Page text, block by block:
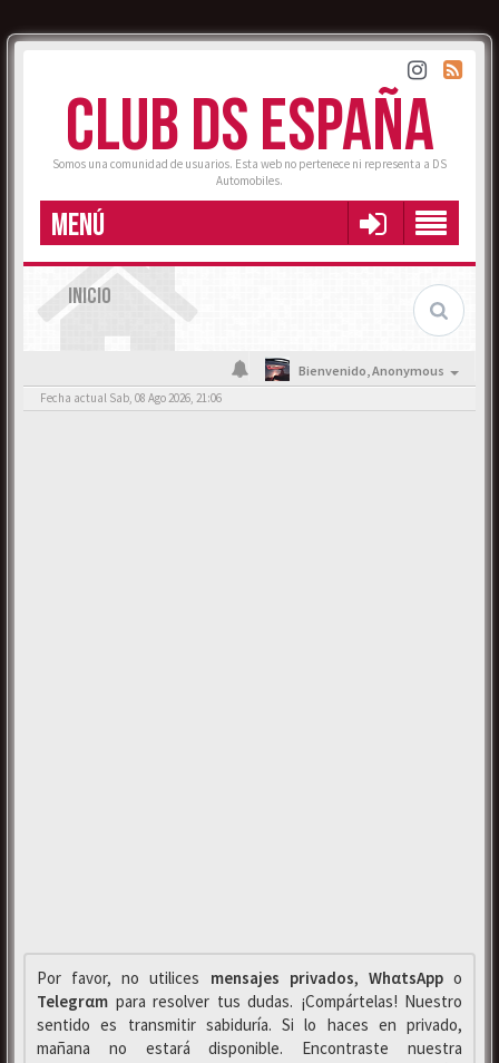
CLUB DS ESPAÑA
Somos una comunidad de usuarios. Esta web no pertenece ni representa a DS
Automobiles.
MENÚ
INICIO
Bienvenido,Anonymous
Fecha actual Sab, 08 Ago 2026, 21:06
Por favor, no utilices mensajes privados, WhαtsAppo
Telegrαm para resolver tus dudas. ¡Compártelas! Nuestro
sentido es transmitir sabiduría. Si lo haces en privado,
mañana no estará disponible. Encontraste nuestra